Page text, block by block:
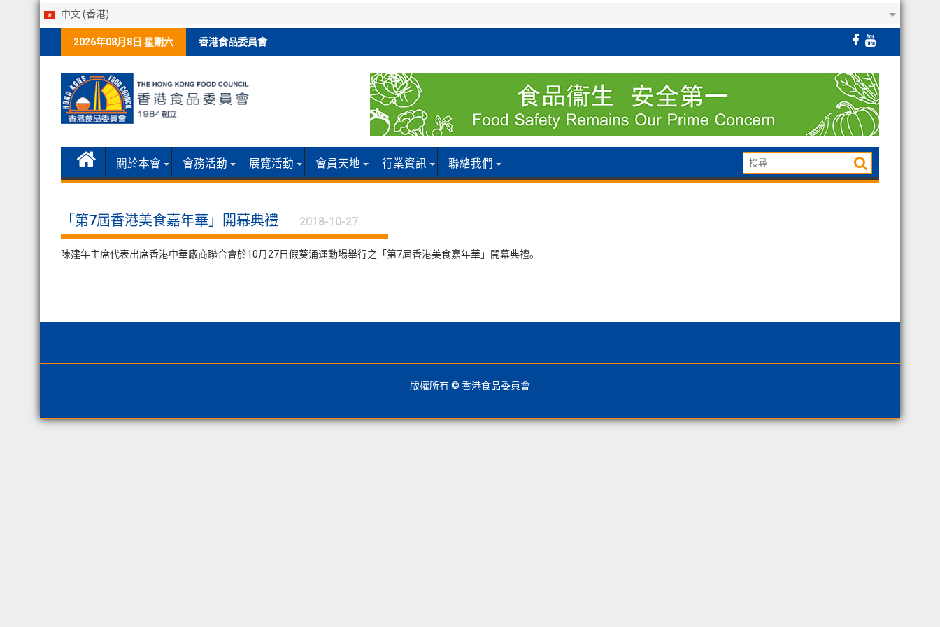
中文 (香港)
2026年08月8日 星期六 香港食品委員會
關於本會 會務活動 展覽活動 會員天地 行業資訊 聯絡我們
「第7屆香港美食嘉年華」開幕典禮 2018-10-27
陳建年主席代表出席香港中華廠商聯合會於10月27日假葵涌運動場舉行之「第7屆香港美食嘉年華」開幕典禮。
版權所有 © 香港食品委員會